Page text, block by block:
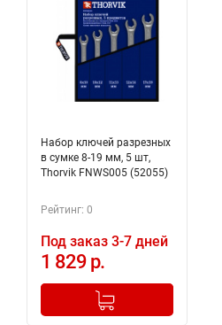
Набор ключей разрезных
в сумке 8-19 мм, 5 шт,
Thorvik FNWS005 (52055)
Рейтинг: 0
Под заказ 3-7 дней
1 829 р.
+
Добавлено в корзину